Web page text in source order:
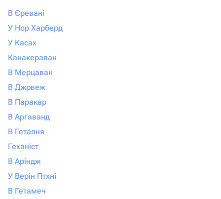
В Єревані
У Нор Харберд
У Касах
Канакераван
В Мерцаван
В Джрвеж
В Паракар
В Аргаванд
В Гетапня
Геханіст
В Аріндж
У Верін Птхні
В Гетамеч